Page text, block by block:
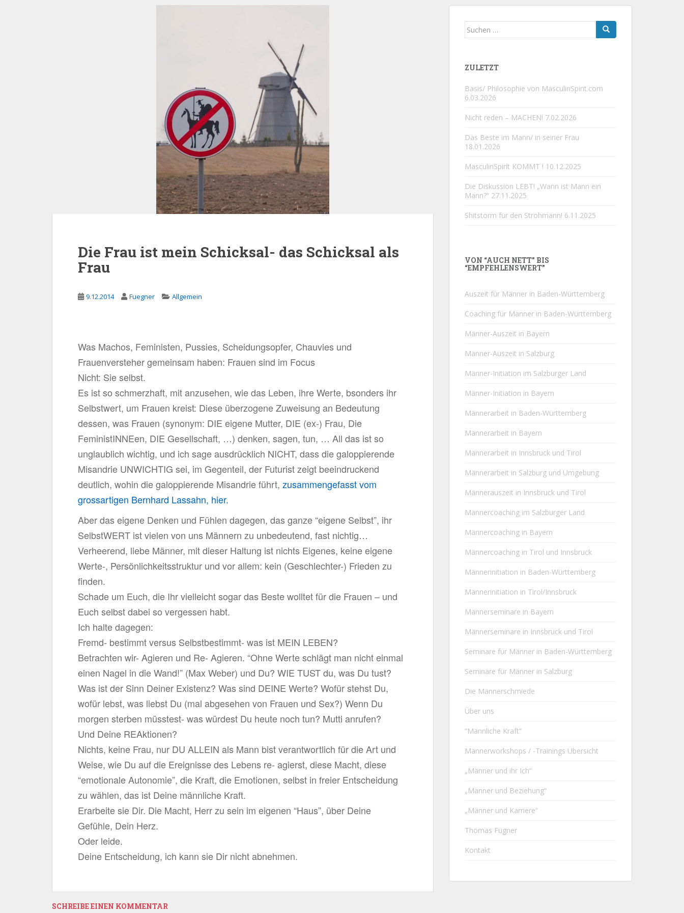
Die Frau ist mein Schicksal- das Schicksal als
Frau
9.12.2014 Fuegner Allgemein
Was Machos, Feministen, Pussies, Scheidungsopfer, Chauvies und
Frauenversteher gemeinsam haben: Frauen sind im Focus
Nicht: Sie selbst.
Es ist so schmerzhaft, mit anzusehen, wie das Leben, ihre Werte, bsonders ihr
Selbstwert, um Frauen kreist: Diese überzogene Zuweisung an Bedeutung
dessen, was Frauen (synonym: DIE eigene Mutter, DIE (ex-) Frau, Die
FeministINNEen, DIE Gesellschaft, …) denken, sagen, tun, … All das ist so
unglaublich wichtig, und ich sage ausdrücklich NICHT, dass die galoppierende
Misandrie UNWICHTIG sei, im Gegenteil, der Futurist zeigt beeindruckend
deutlich, wohin die galoppierende Misandrie führt, zusammengefasst vom
grossartigen Bernhard Lassahn, hier.
Aber das eigene Denken und Fühlen dagegen, das ganze “eigene Selbst”, ihr
SelbstWERT ist vielen von uns Männern zu unbedeutend, fast nichtig…
Verheerend, liebe Männer, mit dieser Haltung ist nichts Eigenes, keine eigene
Werte-, Persönlichkeitsstruktur und vor allem: kein (Geschlechter-) Frieden zu
finden.
Schade um Euch, die Ihr vielleicht sogar das Beste wolltet für die Frauen – und
Euch selbst dabei so vergessen habt.
Ich halte dagegen:
Fremd- bestimmt versus Selbstbestimmt- was ist MEIN LEBEN?
Betrachten wir- Agieren und Re- Agieren. “Ohne Werte schlägt man nicht einmal
einen Nagel in die Wand!” (Max Weber) und Du? WIE TUST du, was Du tust?
Was ist der Sinn Deiner Existenz? Was sind DEINE Werte? Wofür stehst Du,
wofür lebst, was liebst Du (mal abgesehen von Frauen und Sex?) Wenn Du
morgen sterben müsstest- was würdest Du heute noch tun? Mutti anrufen?
Und Deine REAktionen?
Nichts, keine Frau, nur DU ALLEIN als Mann bist verantwortlich für die Art und
Weise, wie Du auf die Ereignisse des Lebens re- agierst, diese Macht, diese
“emotionale Autonomie”, die Kraft, die Emotionen, selbst in freier Entscheidung
zu wählen, das ist Deine männliche Kraft.
Erarbeite sie Dir. Die Macht, Herr zu sein im eigenen “Haus”, über Deine
Gefühle, Dein Herz.
Oder leide.
Deine Entscheidung, ich kann sie Dir nicht abnehmen.
SCHREIBE EINEN KOMMENTAR
Suchen
ZULETZT
Basis/ Philosophie von MasculinSpirit.com
6.03.2026
Nicht reden – MACHEN! 7.02.2026
Das Beste im Mann/ in seiner Frau
18.01.2026
MasculinSpirit KOMMT ! 10.12.2025
Die Diskussion LEBT! „Wann ist Mann ein
Mann?“ 27.11.2025
Shitstorm für den Strohmann! 6.11.2025
VON “AUCH NETT” BIS
“EMPFEHLENSWERT”
Auszeit für Männer in Baden-Württemberg
Coaching für Männer in Baden-Württemberg
Männer-Auszeit in Bayern
Männer-Auszeit in Salzburg
Männer-Initiation im Salzburger Land
Männer-Initiation in Bayern
Männerarbeit in Baden-Württemberg
Männerarbeit in Bayern
Männerarbeit in Innsbruck und Tirol
Männerarbeit in Salzburg und Umgebung
Männerauszeit in Innsbruck und Tirol
Männercoaching im Salzburger Land
Männercoaching in Bayern
Männercoaching in Tirol und Innsbruck
Männerinitiation in Baden-Württemberg
Männerinitiation in Tirol/Innsbruck
Männerseminare in Bayern
Männerseminare in Innsbruck und Tirol
Seminare für Männer in Baden-Württemberg
Seminare für Männer in Salzburg
Die Männerschmiede
Über uns
“Männliche Kraft”
Männerworkshops / -Trainings Übersicht
„Männer und ihr Ich“
„Männer und Beziehung“
„Männer und Karriere“
Thomas Fügner
Kontakt